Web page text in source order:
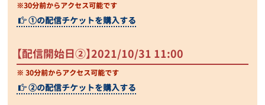
※30分前からアクセス可能です
①の配信チケットを購入する
【配信開始日②】2021/10/31 11:00
※ 30分前からアクセス可能です
②の配信チケットを購入する